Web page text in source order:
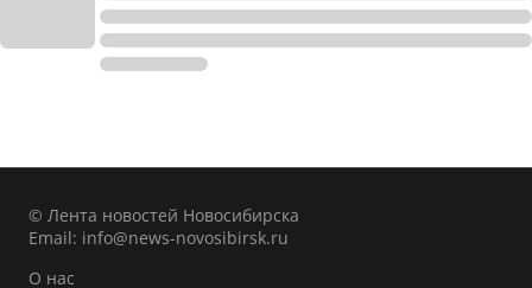
© Лента новостей Новосибирска
Email: info@news-novosibirsk.ru
О нас